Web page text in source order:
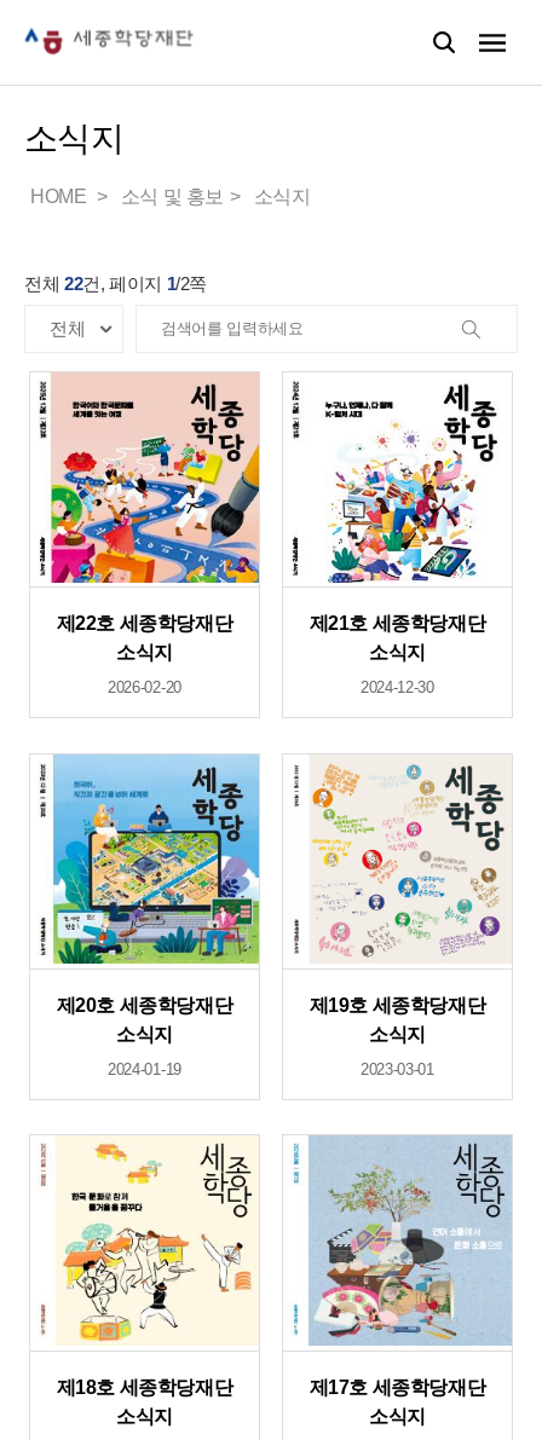
소식지
HOME 소식 및 홍보 소식지
전체 22건, 페이지 1/2쪽
제22호 세종학당재단
소식지
2026-02-20
제21호 세종학당재단
소식지
2024-12-30
제20호 세종학당재단
소식지
2024-01-19
제19호 세종학당재단
소식지
2023-03-01
제18호 세종학당재단
소식지
제17호 세종학당재단
소식지